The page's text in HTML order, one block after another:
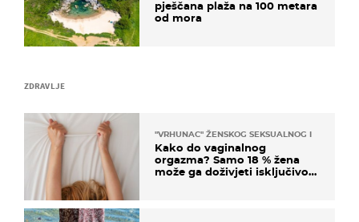
ZDRAVLJE
"VRHUNAC" ŽENSKOG SEKSUALNOG ISKUSTVA
Kako do vaginalnog
orgazma? Samo 18 % žena
može ga doživjeti isključivo
pješčana plaža na 100 metara
od mora